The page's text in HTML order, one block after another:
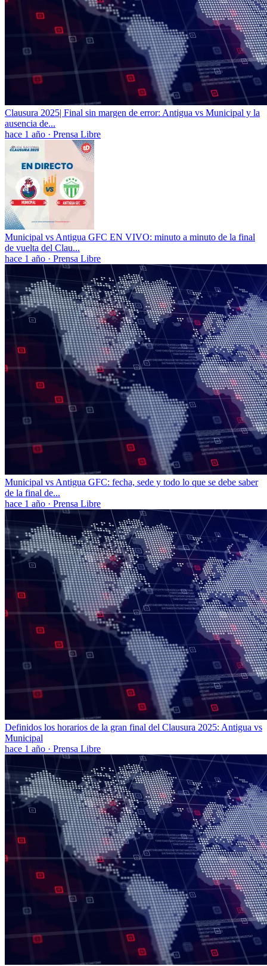
Clausura 2025| Final sin margen de error: Antigua vs Municipal y la
ausencia de...
hace 1 año · Prensa Libre
Municipal vs Antigua GFC EN VIVO: minuto a minuto de la final
de vuelta del Clau...
hace 1 año · Prensa Libre
Municipal vs Antigua GFC: fecha, sede y todo lo que se debe saber
de la final de...
hace 1 año · Prensa Libre
Definidos los horarios de la gran final del Clausura 2025: Antigua vs
Municipal
hace 1 año · Prensa Libre